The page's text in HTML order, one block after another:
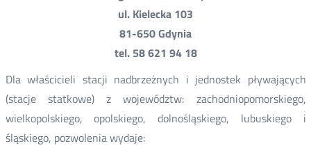
ul. Kielecka 103
81-650 Gdynia
tel. 58 621 94 18
Dla właścicieli stacji nadbrzeżnych i jednostek pływających
(stacje statkowe) z województw: zachodniopomorskiego,
wielkopolskiego, opolskiego, dolnośląskiego, lubuskiego i
śląskiego, pozwolenia wydaje: